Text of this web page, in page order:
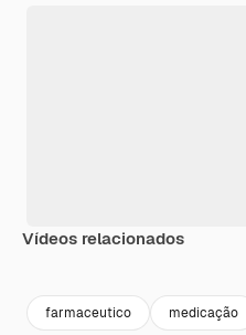
Vídeos relacionados
farmaceutico medicação